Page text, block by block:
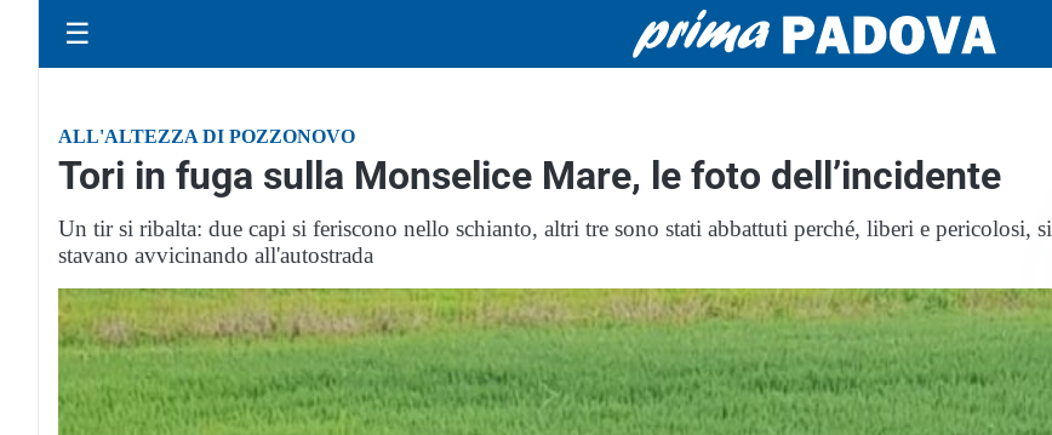
☰
ALL'ALTEZZA DI POZZONOVO
Tori in fuga sulla Monselice Mare, le foto dell’incidente
Un tir si ribalta: due capi si feriscono nello schianto, altri tre sono stati abbattuti perché, liberi e pericolosi, si
stavano avvicinando all'autostrada